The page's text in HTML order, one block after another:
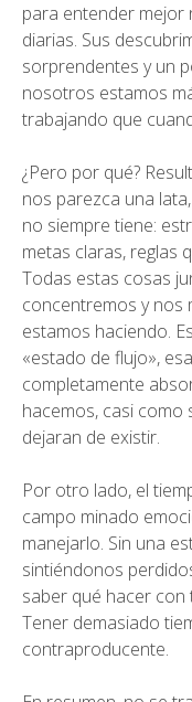
para entender mejor
diarias. Sus
sorprendentes y un
nosotros estamos
trabajando que
¿Pero por qué?
nos parezca una
no siempre tiene:
metas claras, reglas
Todas estas cosas
concentremos y nos
estamos haciendo.
«estado de flujo»,
completamente
hacemos, casi como
dejaran de existir.
Por otro lado, el
campo minado
manejarlo. Sin una
sintiéndonos
saber qué hacer con
Tener demasiado
contraproducente.